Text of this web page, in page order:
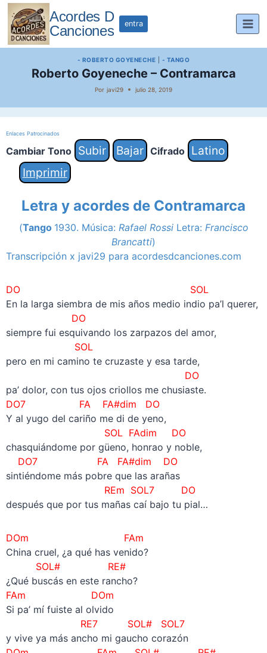
Saltar
contenido
Acordes D
Canciones
entra
- ROBERTO GOYENECHE - TANGO
Roberto Goyeneche – Contramarca
Por javi29 julio 28, 2019
Enlaces Patrocinados
Cambiar Tono Subir Bajar Cifrado
Latino
Imprimir
Letra y acordes de Contramarca
(Tango 1930. Música: Rafael Rossi Letra: Francisco
Brancatti)
Transcripción x javi29 para acordesdcanciones.com
DO SOL
En la larga siembra de mis años medio indio pa’l querer,
DO
siempre fui esquivando los zarpazos del amor,
SOL
pero en mi camino te cruzaste y esa tarde,
DO
pa’ dolor, con tus ojos criollos me chusiaste.
DO7 FA FA#dim DO
Y al yugo del cariño me di de yeno,
SOL FAdim DO
chasquiándome por güeno, honrao y noble,
DO7 FA FA#dim DO
sintiéndome más pobre que las arañas
REm SOL7 DO
después que por tus mañas caí bajo tu pial…
DOm FAm
China cruel, ¿a qué has venido?
SOL# RE#
¿Qué buscás en este rancho?
FAm DOm
Si pa’ mí fuiste al olvido
RE7 SOL# SOL7
y vive ya más ancho mi gaucho corazón